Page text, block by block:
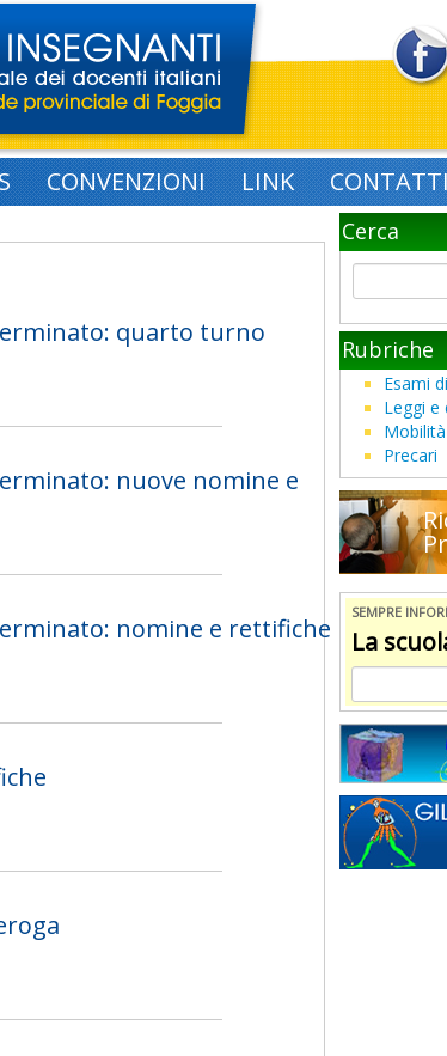
CONVENZIONI LINK
quarto turno
nuove nomine e
nomine e rettifiche
Cerca
Rubriche
Esami
Leggi e
Mobilità
Precari
SEMPRE
La